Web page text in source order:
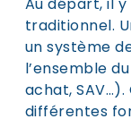
traditionnel.
un système
l’ensemble
achat,
différentes